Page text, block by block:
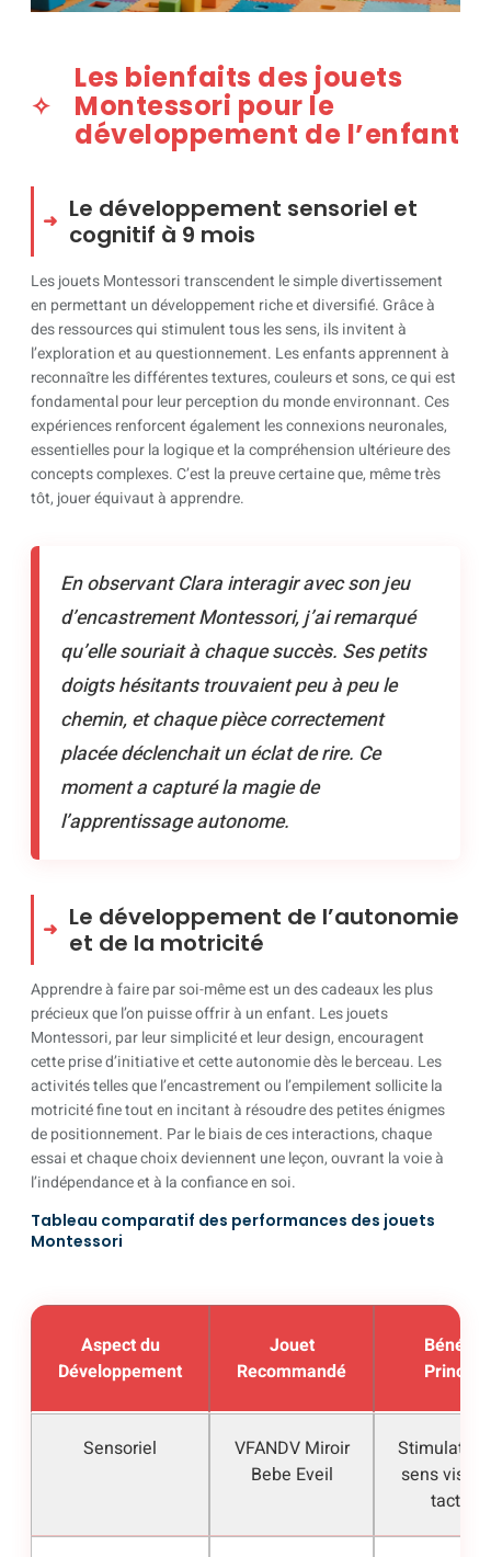
Les bienfaits des jouets
Montessori pour le
développement de l’enfant
Le développement sensoriel et
cognitif à 9 mois
Les jouets Montessori transcendent le simple divertissement
en permettant un développement riche et diversifié. Grâce à
des ressources qui stimulent tous les sens, ils invitent à
l’exploration et au questionnement. Les enfants apprennent à
reconnaître les différentes textures, couleurs et sons, ce qui est
fondamental pour leur perception du monde environnant. Ces
expériences renforcent également les connexions neuronales,
essentielles pour la logique et la compréhension ultérieure des
concepts complexes. C’est la preuve certaine que, même très
tôt, jouer équivaut à apprendre.
En observant Clara interagir avec son jeu
d’encastrement Montessori, j’ai remarqué
qu’elle souriait à chaque succès. Ses petits
doigts hésitants trouvaient peu à peu le
chemin, et chaque pièce correctement
placée déclenchait un éclat de rire. Ce
moment a capturé la magie de
l’apprentissage autonome.
Le développement de l’autonomie
et de la motricité
Apprendre à faire par soi-même est un des cadeaux les plus
précieux que l’on puisse offrir à un enfant. Les jouets
Montessori, par leur simplicité et leur design, encouragent
cette prise d’initiative et cette autonomie dès le berceau. Les
activités telles que l’encastrement ou l’empilement sollicite la
motricité fine tout en incitant à résoudre des petites énigmes
de positionnement. Par le biais de ces interactions, chaque
essai et chaque choix deviennent une leçon, ouvrant la voie à
l’indépendance et à la confiance en soi.
Tableau comparatif des performances des jouets
Montessori
Aspect du
Développement
Jouet
Recommandé
Sensoriel
VFANDV Miroir
Bebe Eveil
sens
tactiles